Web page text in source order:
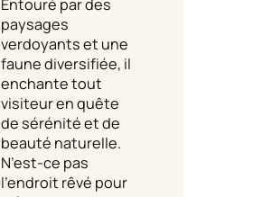
Entouré par des
paysages
verdoyants et une
faune diversifiée, il
enchante tout
visiteur en quête
de sérénité et de
beauté naturelle.
N’est-ce pas
l’endroit rêvé pour